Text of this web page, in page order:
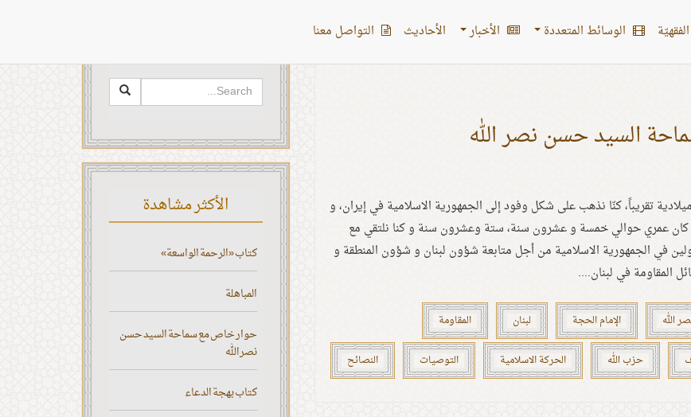
الوسائط المتعددة الأخبار الأحادیث التواصل معنا
السيد حسن نصر الله
بعد عام 1985 ميلادية تقريباً، كنّا نذهب على شكل وفود إلى الجمهورية الاسلامية في إيران، و
عمري حوالي خمسة و عشرون سنة، ستة وعشرون سنة و كنا نلتقي مع
في الجمهورية الاسلامية من أجل متابعة شؤون لبنان و شؤون المنطقة و
المقاومة في لبنان....
الله الإمام الحجة لبنان المقاومة
حزب الله الحركة الاسلامية التوصيات النصائح
الأكثر مشاهدة
كتاب «الرحمة الواسعة»
المباهلة
حوار خاص مع سماحة السيد حسن
نصر الله
كتاب بهجة الدعاء